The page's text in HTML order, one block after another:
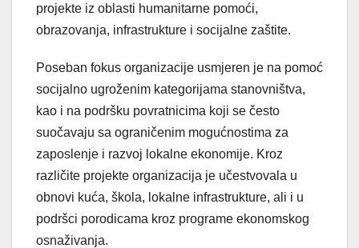
projekte iz oblasti humanitarne pomoći,
obrazovanja, infrastrukture i socijalne zaštite.
Poseban fokus organizacije usmjeren je na pomoć
socijalno ugroženim kategorijama stanovništva,
kao i na podršku povratnicima koji se često
suočavaju sa ograničenim mogućnostima za
zaposlenje i razvoj lokalne ekonomije. Kroz
različite projekte organizacija je učestvovala u
obnovi kuća, škola, lokalne infrastrukture, ali i u
podršci porodicama kroz programe ekonomskog
osnaživanja.